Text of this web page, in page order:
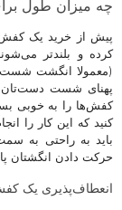
چه میزان طول
پیش از خرید یک کفش
کرده و بلندتر
(معمولا انگشت
پهنای شست دست‌تان
کفش‌ها را به خوبی
کنید که این کار را
باید به راحتی به
حرکت دادن انگشتان
انعطاف‌پذیری یک